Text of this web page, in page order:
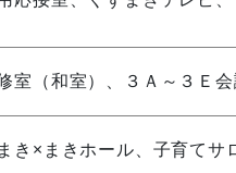
（和室）、３Ａ～３Ｅ
き×まきホール、子育てサ